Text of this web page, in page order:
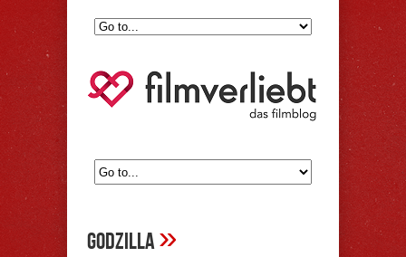
godzilla»